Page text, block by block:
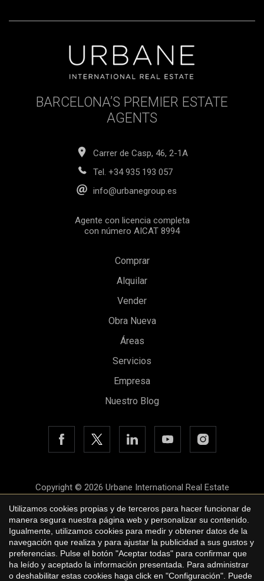
BARCELONA’S PREMIER ESTATE
AGENTS
Carrer de Casp, 46, 2-1A
Tel. +34 935 193 057
info@urbanegroup.es
Agente con licencia completa
con número AICAT 8994
Comprar
Alquilar
Vender
Obra Nueva
Áreas
Servicios
Empresa
Nuestro Blog
Copyright © 2026 Urbane International Real Estate
Aviso legal
Política de privacidad
Política de cookies
byiEstrategic
Utilizamos cookies propias y de terceros para hacer funcionar de
manera segura nuestra página web y personalizar su contenido.
Igualmente, utilizamos cookies para medir y obtener datos de la
navegación que realiza y para ajustar la publicidad a sus gustos y
preferencias. Pulse el botón "Aceptar todas" para confirmar que
ha leído y aceptado la información presentada. Para administrar
o deshabilitar estas cookies haga click en "Configuración". Puede
Guardar configuración